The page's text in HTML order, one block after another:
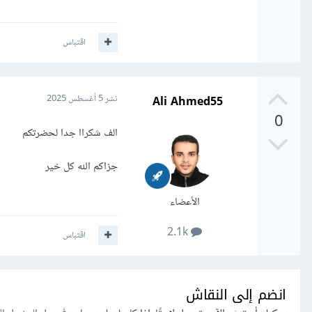
اقتباس
0
Ali Ahmed55
الأعضاء
نشر5 أغسطس 2025
الف شكراا جدا لحضرتكم
جزاكم الله كل خير
اقتباس
انضم إلى النقاش